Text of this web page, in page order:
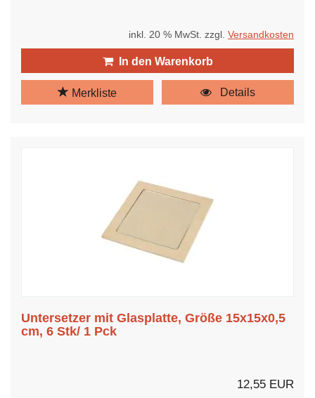
inkl. 20 % MwSt. zzgl. Versandkosten
In den Warenkorb
Merkliste Details
Untersetzer mit Glasplatte, Größe 15x15x0,5
cm, 6 Stk/ 1 Pck
12,55 EUR